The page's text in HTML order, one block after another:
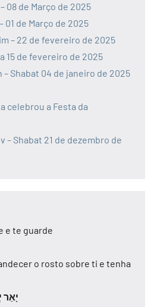
08 de Março de 2025
01 de Março de 2025
– 22 de fevereiro de 2025
15 de fevereiro de 2025
– Shabat 04 de janeiro de 2025
celebrou a Festa da
– Shabat 21 de dezembro de
e te guarde
o rosto sobre ti e tenha
יָאֵר